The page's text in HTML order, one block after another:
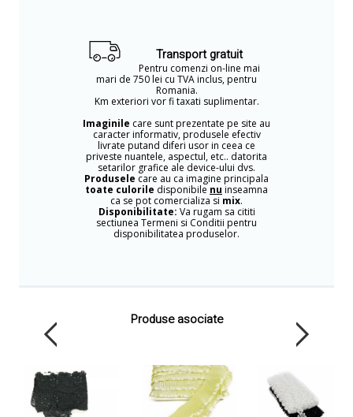
Transport gratuit
Pentru comenzi on-line mai
mari de 750 lei cu TVA inclus, pentru
Romania.
Km exteriori vor fi taxati suplimentar.
Imaginile care sunt prezentate pe site au
caracter informativ, produsele efectiv
livrate putand diferi usor in ceea ce
priveste nuantele, aspectul, etc.. datorita
setarilor grafice ale device-ului dvs.
Produsele care au ca imagine principala
toate culorile disponibile nu inseamna
ca se pot comercializa si mix.
Disponibilitate: Va rugam sa cititi
sectiunea Termeni si Conditii pentru
disponibilitatea produselor.
Produse asociate